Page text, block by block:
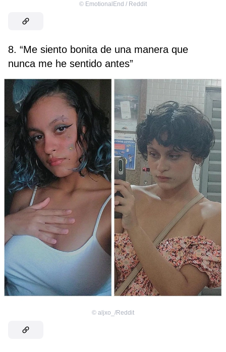
© EmotionalEnd / Reddit
8. “Me siento bonita de una manera que
nunca me he sentido antes”
© aljxo_/Reddit